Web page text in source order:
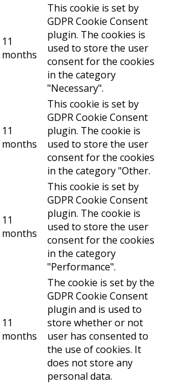
11
months
This cookie is set by
GDPR Cookie Consent
plugin. The cookies is
used to store the user
consent for the cookies
in the category
"Necessary".
11
months
This cookie is set by
GDPR Cookie Consent
plugin. The cookie is
used to store the user
consent for the cookies
in the category "Other.
11
months
This cookie is set by
GDPR Cookie Consent
plugin. The cookie is
used to store the user
consent for the cookies
in the category
"Performance".
11
months
The cookie is set by the
GDPR Cookie Consent
plugin and is used to
store whether or not
user has consented to
the use of cookies. It
does not store any
personal data.